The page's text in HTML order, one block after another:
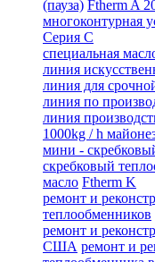
(пауза) Ftherm A
многоконтурная
Серия C
специальная
линия
линия для
линия по
линия
1000kg / h
мини -
скребковый
масло Ftherm K
ремонт и
теплообменников
ремонт и
США ремонт и